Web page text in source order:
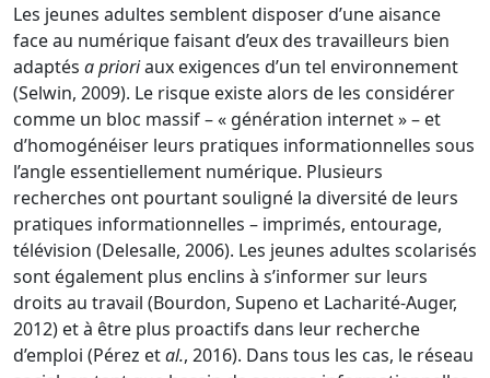
Les jeunes adultes semblent disposer d’une aisance
face au numérique faisant d’eux des travailleurs bien
adaptés a prioriaux exigences d’un tel environnement
(Selwin, 2009). Le risque existe alors de les considérer
comme un bloc massif – « génération internet » – et
d’homogénéiser leurs pratiques informationnelles sous
l’angle essentiellement numérique. Plusieurs
recherches ont pourtant souligné la diversité de leurs
pratiques informationnelles – imprimés, entourage,
télévision (Delesalle, 2006). Les jeunes adultes scolarisés
sont également plus enclins à s’informer sur leurs
droits au travail (Bourdon, Supeno et Lacharité-Auger,
2012) et à être plus proactifs dans leur recherche
d’emploi (Pérez etal., 2016). Dans tous les cas, le réseau